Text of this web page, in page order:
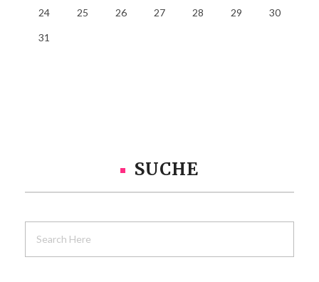
24 25 26 27 28 29 30
31
SUCHE